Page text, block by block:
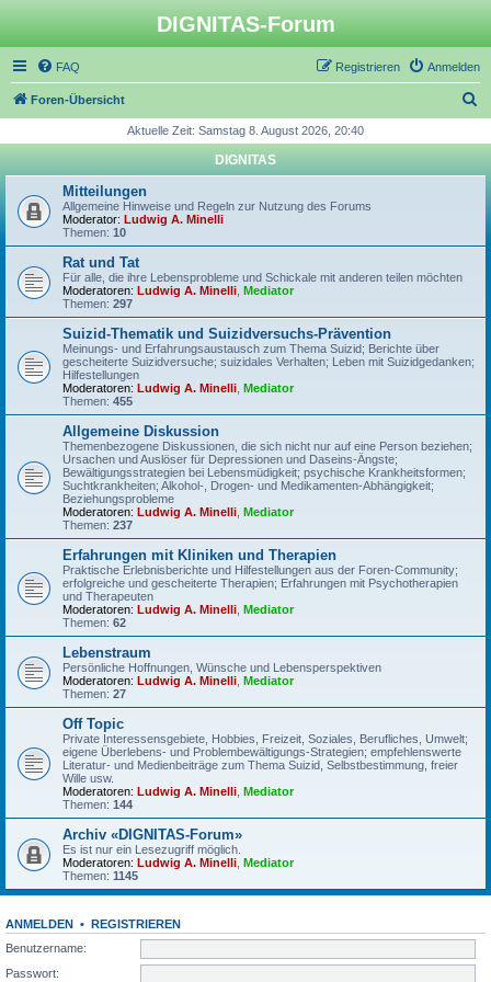
DIGNITAS-Forum
FAQ Anmelden
Registrieren
Foren-Übersicht
h
Aktuelle Zeit: Samstag 8. August 2026, 20:40
DIGNITAS
Mitteilungen
Allgemeine Hinweise und Regeln zur Nutzung des Forums
Moderator: Ludwig A. Minelli
Themen: 10
Rat und Tat
Für alle, die ihre Lebensprobleme und Schickale mit anderen teilen möchten
Moderatoren: Ludwig A. Minelli Mediator
Themen: 297
Suizid-Thematik und Suizidversuchs-Prävention
Meinungs- und Erfahrungsaustausch zum Thema Suizid; Berichte über
gescheiterte Suizidversuche; suizidales Verhalten; Leben mit Suizidgedanken;
Hilfestellungen
Moderatoren: Ludwig A. Minelli Mediator
Themen: 455
Allgemeine Diskussion
Themenbezogene Diskussionen, die sich nicht nur auf eine Person beziehen;
Ursachen und Auslöser für Depressionen und Daseins-Ängste;
Bewältigungsstrategien bei Lebensmüdigkeit; psychische Krankheitsformen;
Suchtkrankheiten; Alkohol-, Drogen- und Medikamenten-Abhängigkeit;
Beziehungsprobleme
Moderatoren: Ludwig A. Minelli Mediator
Themen: 237
Erfahrungen mit Kliniken und Therapien
Praktische Erlebnisberichte und Hilfestellungen aus der Foren-Community;
erfolgreiche und gescheiterte Therapien; Erfahrungen mit Psychotherapien
und Therapeuten
Moderatoren: Ludwig A. Minelli Mediator
Themen: 62
Lebenstraum
Persönliche Hoffnungen, Wünsche und Lebensperspektiven
Moderatoren: Ludwig A. Minelli Mediator
Themen: 27
Off Topic
Private Interessensgebiete, Hobbies, Freizeit, Soziales, Berufliches, Umwelt;
eigene Überlebens- und Problembewältigungs-Strategien; empfehlenswerte
Literatur- und Medienbeiträge zum Thema Suizid, Selbstbestimmung, freier
Wille usw.
Moderatoren: Ludwig A. Minelli Mediator
Themen: 144
Archiv «DIGNITAS-Forum»
Es ist nur ein Lesezugriff möglich.
Moderatoren: Ludwig A. Minelli Mediator
Themen: 1145
ANMELDEN • REGISTRIEREN
Benutzername:
Passwort: